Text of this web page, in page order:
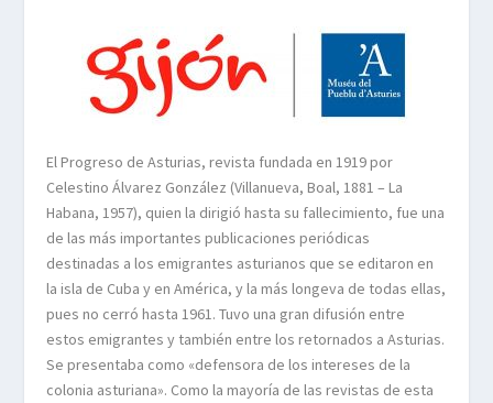
El Progreso de Asturias, revista fundada en 1919 por
Celestino Álvarez González (Villanueva, Boal, 1881 – La
Habana, 1957), quien la dirigió hasta su fallecimiento, fue una
de las más importantes publicaciones periódicas
destinadas a los emigrantes asturianos que se editaron en
la isla de Cuba y en América, y la más longeva de todas ellas,
pues no cerró hasta 1961. Tuvo una gran difusión entre
estos emigrantes y también entre los retornados a Asturias.
Se presentaba como «defensora de los intereses de la
colonia asturiana». Como la mayoría de las revistas de esta